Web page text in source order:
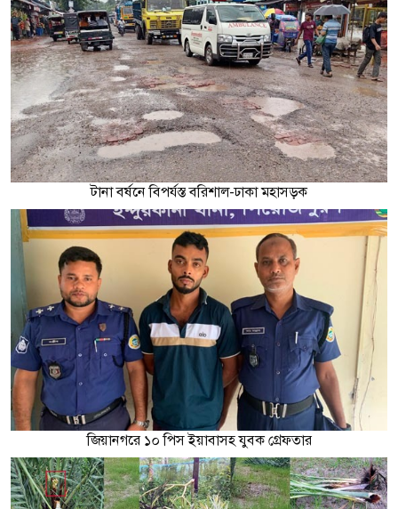
টানা বর্ষনে বিপর্যস্ত বরিশাল-ঢাকা মহাসড়ক
জিয়ানগরে ১০ পিস ইয়াবাসহ যুবক গ্রেফতার